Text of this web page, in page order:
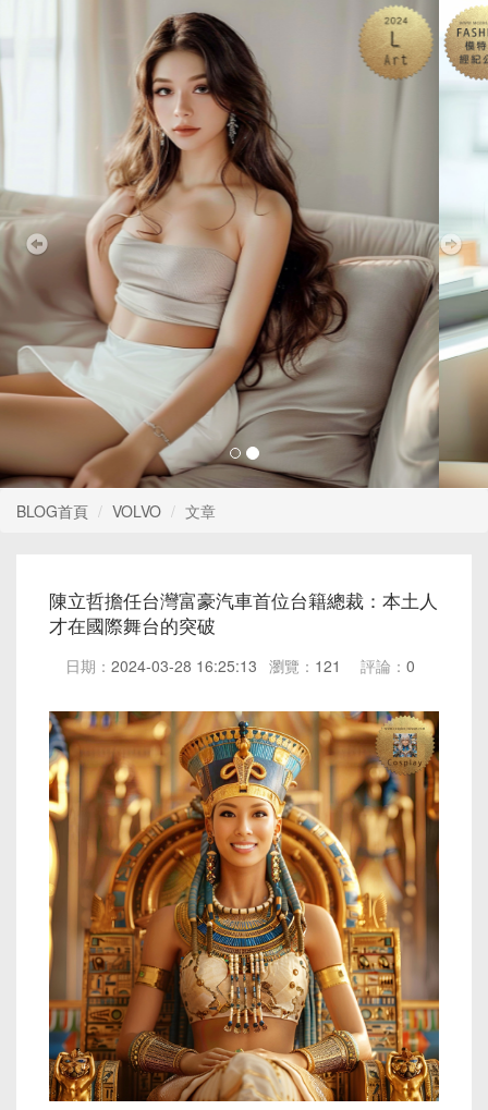
BLOG首頁 VOLVO 文章
陳立哲擔任台灣富豪汽車首位台籍總裁：本土人
才在國際舞台的突破
日期： 2024-03-28 16:25:13 瀏覽： 121 評論： 0